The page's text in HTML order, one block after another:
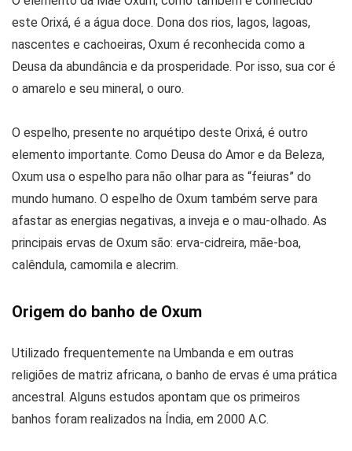
este Orixá, é a água doce. Dona dos rios, lagos, lagoas,
nascentes e cachoeiras, Oxum é reconhecida como a
Deusa da abundância e da prosperidade. Por isso, sua cor é
o amarelo e seu mineral, o ouro.
O espelho, presente no arquétipo deste Orixá, é outro
elemento importante. Como Deusa do Amor e da Beleza,
Oxum usa o espelho para não olhar para as “feiuras” do
mundo humano. O espelho de Oxum também serve para
afastar as energias negativas, a inveja e o mau-olhado. As
principais ervas de Oxum são: erva-cidreira, mãe-boa,
calêndula, camomila e alecrim.
Origem do banho de Oxum
Utilizado frequentemente na Umbanda e em outras
religiões de matriz africana, o banho de ervas é uma prática
ancestral. Alguns estudos apontam que os primeiros
banhos foram realizados na Índia, em 2000 A.C.